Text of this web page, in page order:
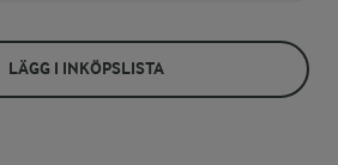
LÄGG I INKÖPSLISTA